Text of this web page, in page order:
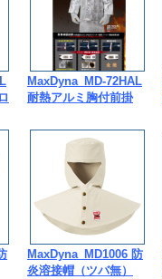
MaxDyna_MD-72HAL
耐熱アルミ胸付前掛
MaxDyna_MD1006 防
炎溶接帽（ツバ無）